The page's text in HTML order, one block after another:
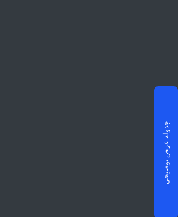
جدولة عرض توضيحي